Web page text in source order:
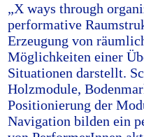
„X ways through
performative
Erzeugung von
Möglichkeiten einer
Situationen darstellt.
Holzmodule,
Positionierung der
Navigation bilden ein